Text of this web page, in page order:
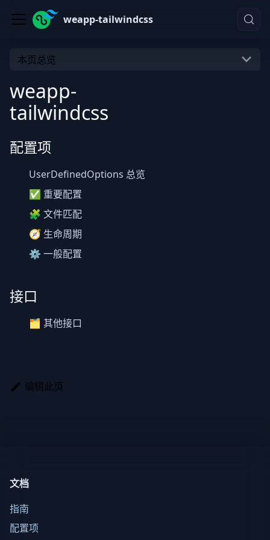
weapp-tailwindcss
本页总览
weapp-
tailwindcss
配置项
UserDefinedOptions 总览
✅ 重要配置
🧩 文件匹配
🧭 生命周期
⚙️ 一般配置
接口
🗂️ 其他接口
编辑此页
文档
指南
配置项